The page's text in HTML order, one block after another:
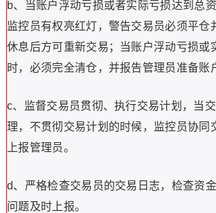
b、当账户浮动亏损或者实际亏损达到总
监控员有权亮红灯，警告交易员必须平仓
休息后方可重新交易；当账户浮动亏损或
时，必须完全清仓，并报告管理员准备账
c、监督交易员贯彻、执行交易计划，当
理，不贯彻交易计划的时候，监控员协同
上报管理员。
d、严格检查交易员的交易日志，检查资
问题及时上报。